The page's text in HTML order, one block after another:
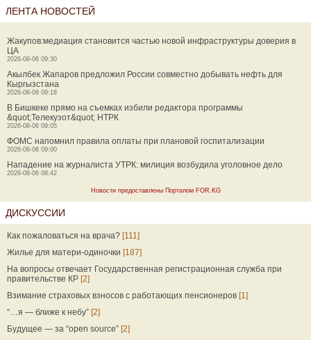
ЛЕНТА НОВОСТЕЙ
Жакупов:медиация становится частью новой инфраструктуры доверия в
ЦА
2026-08-06 09:30
Акылбек Жапаров предложил России совместно добывать нефть для
Кыргызстана
2026-08-06 09:18
В Бишкеке прямо на съемках избили редактора программы
&quot;Телекузот&quot; НТРК
2026-08-06 09:05
ФОМС напомнил правила оплаты при плановой госпитализации
2026-08-06 09:00
Нападение на журналиста УТРК: милиция возбудила уголовное дело
2026-08-06 08:42
Новости предоставлены Порталом FOR.KG
ДИСКУССИИ
Как пожаловаться на врача? [111]
Жилье для матери-одиночки [187]
На вопросы отвечает Государственная регистрационная служба при
правительстве КР [2]
Взимание страховых взносов с работающих пенсионеров [1]
“…я — ближе к небу” [2]
Будущее — за “open source” [2]